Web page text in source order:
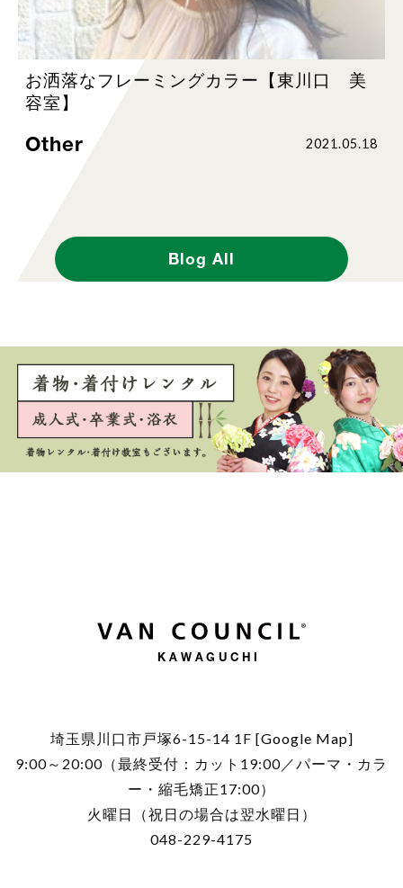
お洒落なフレーミングカラー【東川口 美
容室】
Other 2021.05.18
Blog All
KAWAGUCHI
埼玉県川口市戸塚6-15-14 1F [Google Map]
9:00～20:00（最終受付：カット19:00／パーマ・カラ
ー・縮毛矯正17:00）
火曜日（祝日の場合は翌水曜日）
048-229-4175